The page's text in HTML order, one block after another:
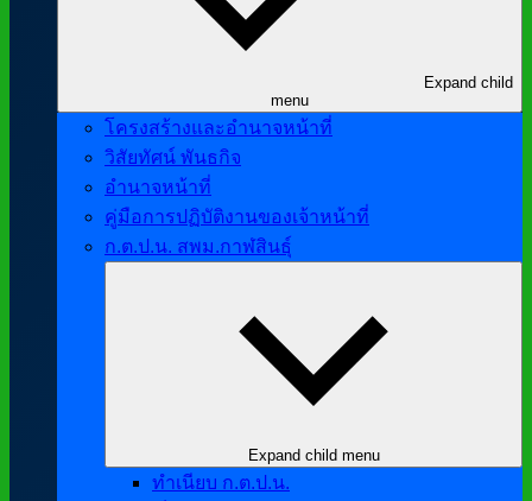
Expand child
menu
โครงสร้างและอำนาจหน้าที่
วิสัยทัศน์ พันธกิจ
อำนาจหน้าที่
คู่มือการปฏิบัติงานของเจ้าหน้าที่
ก.ต.ป.น. สพม.กาฬสินธุ์
Expand child menu
ทำเนียบ ก.ต.ป.น.